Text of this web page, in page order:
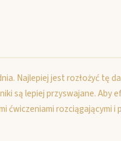
Najlepiej jest rozłożyć tę
są lepiej przyswajane.
ćwiczeniami rozciągającymi